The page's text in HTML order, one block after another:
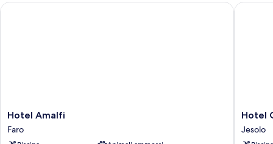
Hotel
Amalfi
Faro
Hotel Amalfi
Faro
Hotel Amalfi
Hotel
Jesolo
Hotel
Jesolo
Hotel